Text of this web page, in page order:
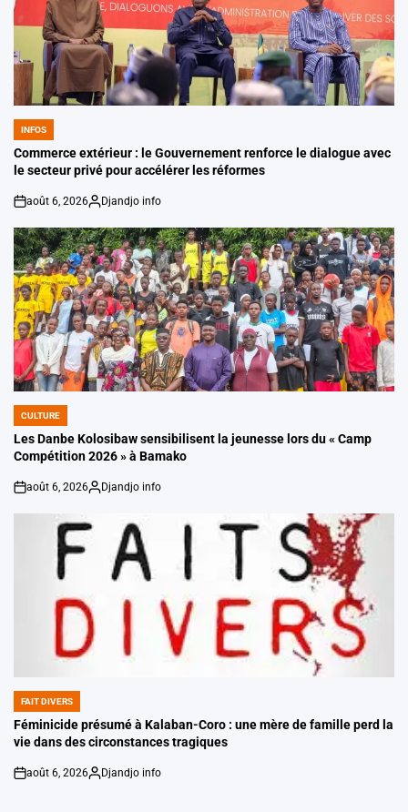
POSTED
IN
INFOS
Commerce extérieur : le Gouvernement renforce le dialogue avec
le secteur privé pour accélérer les réformes
on
août 6, 2026
Posted
Djandjo info
POSTED
IN
CULTURE
Les Danbe Kolosibaw sensibilisent la jeunesse lors du « Camp
Compétition 2026 » à Bamako
on
août 6, 2026
Posted
Djandjo info
POSTED
IN
FAIT DIVERS
Féminicide présumé à Kalaban-Coro : une mère de famille perd la
vie dans des circonstances tragiques
on
août 6, 2026
Posted
Djandjo info